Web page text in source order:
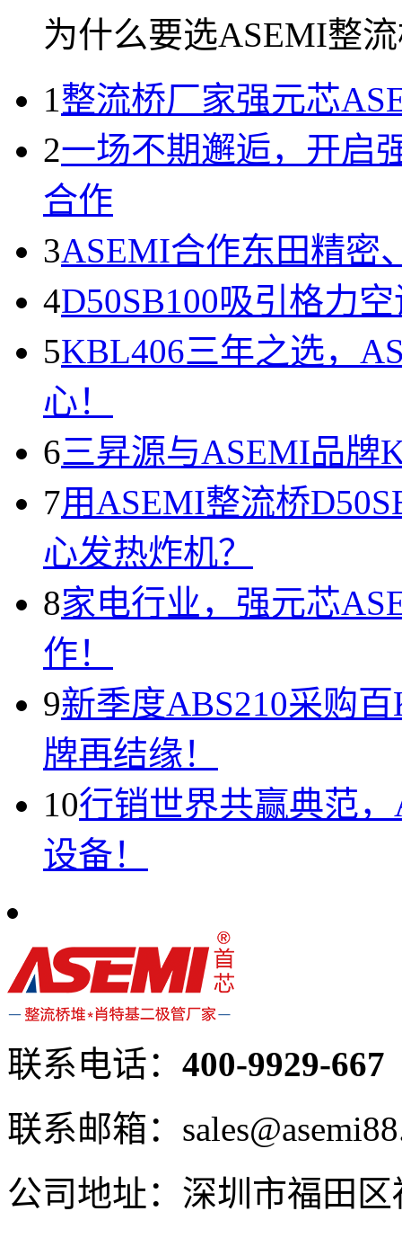
为什么要选ASEMI整
1整流桥厂家强元芯
2一场不期邂逅，开启
合作
3ASEMI合作东田精密
4D50SB100吸引格力
5KBL406三年之选，
心！
6三昇源与ASEMI品牌
7用ASEMI整流桥
心发热炸机？
8家电行业，强元芯
作！
9新季度ABS210采购
牌再结缘！
10行销世界共赢典范
设备！
联系电话： 400-9929-667
联系邮箱：
公司地址：深圳市福田